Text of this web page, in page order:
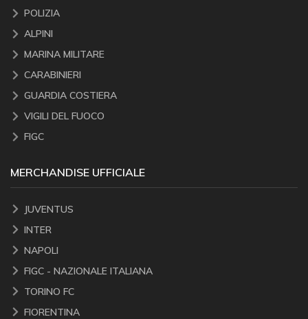
POLIZIA
ALPINI
MARINA MILITARE
CARABINIERI
GUARDIA COSTIERA
VIGILI DEL FUOCO
FIGC
MERCHANDISE UFFICIALE
JUVENTUS
INTER
NAPOLI
FIGC - NAZIONALE ITALIANA
TORINO FC
FIORENTINA